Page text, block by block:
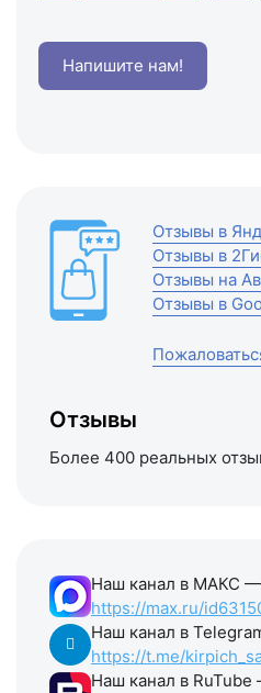
Напишите нам!
Отзывы в
Отзывы в
Отзывы на
Отзывы в
Отзывы
Более 400 реальных
Наш канал в МАКС —
https://max.ru/
Наш канал в
https://t.me/
Наш канал в